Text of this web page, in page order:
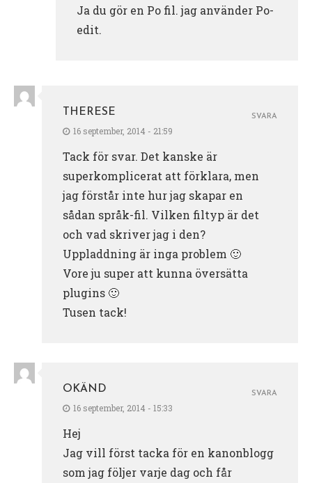
Ja du gör en Po fil. jag använder Po-
edit.
THERESE
16 september, 2014 - 21:59
Tack för svar. Det kanske är
superkomplicerat att förklara, men
jag förstår inte hur jag skapar en
sådan språk-fil. Vilken filtyp är det
och vad skriver jag i den?
Uppladdning är inga problem 🙂
Vore ju super att kunna översätta
plugins 🙂
Tusen tack!
SVARA
OKÄND
16 september, 2014 - 15:33
Hej
Jag vill först tacka för en kanonblogg
som jag följer varje dag och får
SVARA